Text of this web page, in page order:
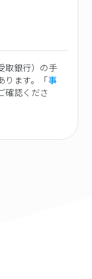
取銀行）の手
ります。「事
確認くださ